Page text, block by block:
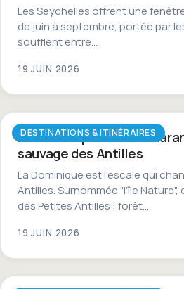
Les Seychelles offrent une
de juin à septembre, portée par
soufflent entre…
19 JUIN 2026
DESTINATIONS & ITINÉRAIRES
La Dominique en
sauvage des Antilles
La Dominique est l'escale qui
Antilles. Surnommée "l'île
des Petites Antilles : forêt…
19 JUIN 2026